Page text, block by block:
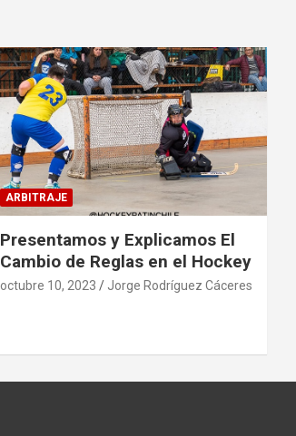
ARBITRAJE
Presentamos y Explicamos El
Cambio de Reglas en el Hockey
octubre 10, 2023 Jorge Rodríguez Cáceres